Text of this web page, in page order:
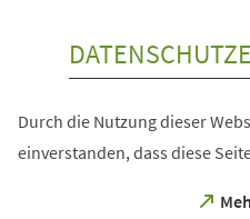
Durch die Nutzung dieser
einverstanden, dass diese
(Öffnet